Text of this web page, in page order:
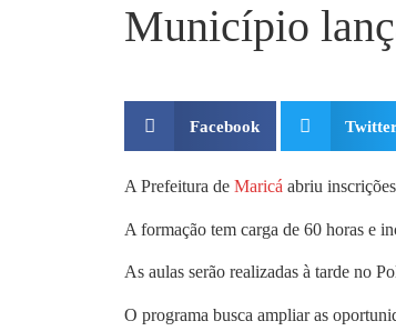
Município
Facebook
A Prefeitura de Maricá abriu
A formação tem carga de 60 horas e
As aulas serão realizadas à tarde no
O programa busca ampliar as